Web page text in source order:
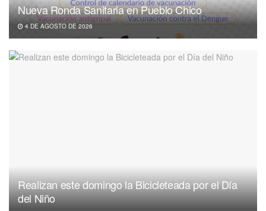
Nueva Ronda Sanitaria en Pueblo Chico
4 DE AGOSTO DE 2026
Realizan este domingo la Bicicleteada por el Día
del Niño